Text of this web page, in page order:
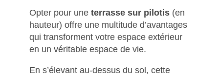
Opter pour uneterrasse sur pilotis (en
hauteur) offre une multitude d’avantages
qui transforment votre espace extérieur
en un véritable espace de vie.
En s’élevant au-dessus du sol, cette